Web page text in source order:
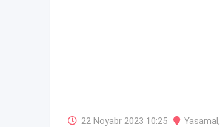
22 Noyabr 2023 10:25 Yasamal,